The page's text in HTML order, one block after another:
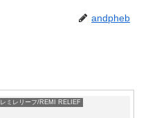
andpheb
レミレリーフ/REMI RELIEF